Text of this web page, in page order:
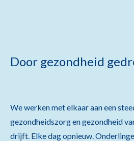
Door gezondheid
We werken met elkaar aan een
gezondheidszorg en gezondheid
drijft. Elke dag opnieuw.